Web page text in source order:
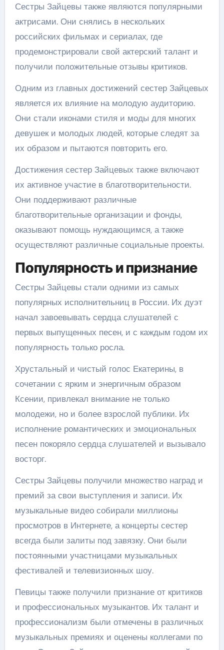
Сестры Зайцевы также являются популярными
актрисами. Они снялись в нескольких
российских фильмах и сериалах, где
продемонстрировали свой актерский талант и
получили положительные отзывы критиков.
Одним из главных достижений сестер Зайцевых
является их влияние на молодую аудиторию.
Они стали иконами стиля и моды для многих
девушек и молодых людей, которые следят за
их образом и пытаются повторить его.
Достижения сестер Зайцевых также включают
их активное участие в благотворительности.
Они поддерживают различные
благотворительные организации и фонды,
оказывают помощь нуждающимся, а также
осуществляют различные социальные проекты.
Популярность и признание
Сестры Зайцевы стали одними из самых
популярных исполнительниц в России. Их дуэт
начал завоевывать сердца слушателей с
первых выпущенных песен, и с каждым годом их
популярность только росла.
Хрустальный и чистый голос Екатерины, в
сочетании с ярким и энергичным образом
Ксении, привлекал внимание не только
молодежи, но и более взрослой публики. Их
исполнение романтических и эмоциональных
песен покоряло сердца слушателей и вызывало
восторг.
Сестры Зайцевы получили множество наград и
премий за свои выступления и записи. Их
музыкальные видео собирали миллионы
просмотров в Интернете, а концерты сестер
всегда были залиты под завязку. Они были
постоянными участницами музыкальных
фестивалей и телевизионных шоу.
Певицы также получили признание от критиков
и профессиональных музыкантов. Их талант и
профессионализм были отмечены в различных
музыкальных премиях и оценены коллегами по